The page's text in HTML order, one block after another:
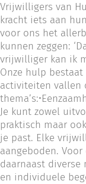
Vrijwilligers van
kracht iets aan
voor ons het
kunnen zeggen:
vrijwilliger kan ik
Onze hulp
activiteiten vallen
Je kunt zowel
praktisch maar
je past. Elke
aangeboden.
daarnaast diverse
en individuele